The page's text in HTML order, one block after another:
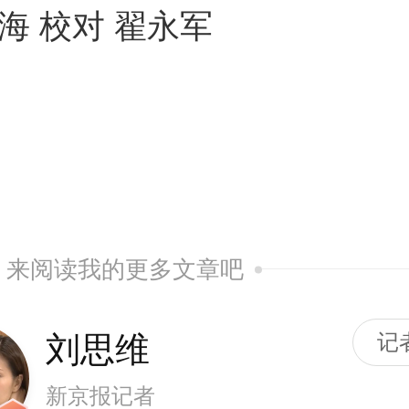
校对 翟永军
来阅读我的更多文章吧
刘思维
新京报记者
记